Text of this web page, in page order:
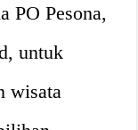
PO Pesona,
untuk
wisata